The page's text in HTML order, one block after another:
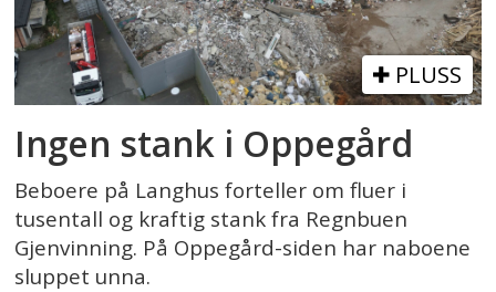
PLUSS
Ingen stank i Oppegård
Beboere på Langhus forteller om fluer i
tusentall og kraftig stank fra Regnbuen
Gjenvinning. På Oppegård-siden har naboene
sluppet unna.